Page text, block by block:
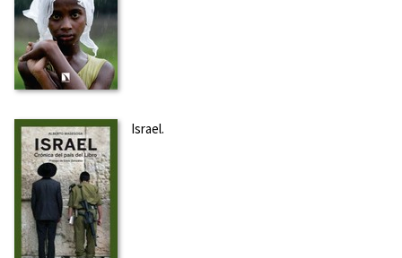
Israel.